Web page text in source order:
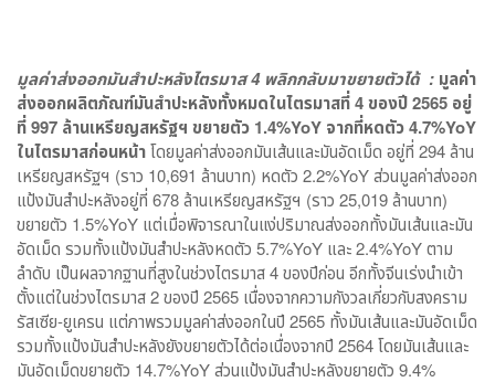
มูลค่าส่งออกมันสำปะหลังไตรมาส4พลิกกลับมาขยายตัวได้ : มูลค่า
ส่งออกผลิตภัณฑ์มันสำปะหลังทั้งหมดในไตรมาสที่4ของปี2565 อยู่
ที่997 ล้านเหรียญสหรัฐฯ ขยายตัว 1.4%YoY จากที่หดตัว4.7%YoY
ในไตรมาสก่อนหน้าโดยมูลค่าส่งออกมันเส้นและมันอัดเม็ด อยู่ที่ 294 ล้าน
เหรียญสหรัฐฯ (ราว 10,691 ล้านบาท) หดตัว 2.2%YoY ส่วนมูลค่าส่งออก
แป้งมันสำปะหลังอยู่ที่ 678 ล้านเหรียญสหรัฐฯ (ราว 25,019 ล้านบาท)
ขยายตัว 1.5%YoY แต่เมื่อพิจารณาในแง่ปริมาณส่งออกทั้งมันเส้นและมัน
อัดเม็ด รวมทั้งแป้งมันสำปะหลังหดตัว 5.7%YoY และ 2.4%YoY ตาม
ลำดับ เป็นผลจากฐานที่สูงในช่วงไตรมาส 4 ของปีก่อน อีกทั้งจีนเร่งนำเข้า
ตั้งแต่ในช่วงไตรมาส 2 ของปี 2565 เนื่องจากความกังวลเกี่ยวกับสงคราม
รัสเซีย-ยูเครน แต่ภาพรวมมูลค่าส่งออกในปี 2565 ทั้งมันเส้นและมันอัดเม็ด
รวมทั้งแป้งมันสำปะหลังยังขยายตัวได้ต่อเนื่องจากปี 2564 โดยมันเส้นและ
มันอัดเม็ดขยายตัว 14.7%YoY ส่วนแป้งมันสำปะหลังขยายตัว 9.4%